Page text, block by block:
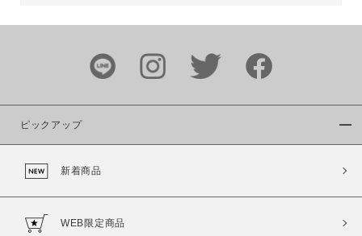
カラー
ピックアップ
新着商品
WEB限定商品